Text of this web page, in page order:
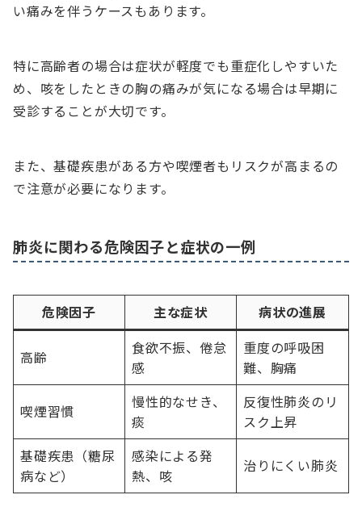
い痛みを伴うケースもあります。
特に高齢者の場合は症状が軽度でも重症化しやすいた
め、咳をしたときの胸の痛みが気になる場合は早期に
受診することが大切です。
また、基礎疾患がある方や喫煙者もリスクが高まるの
で注意が必要になります。
肺炎に関わる危険因子と症状の一例
危険因子 主な症状 病状の進展
高齢
食欲不振、倦怠
感
重度の呼吸困
難、胸痛
喫煙習慣
慢性的なせき、
痰
反復性肺炎のリ
スク上昇
基礎疾患（糖尿
病など）
感染による発
熱、咳
治りにくい肺炎